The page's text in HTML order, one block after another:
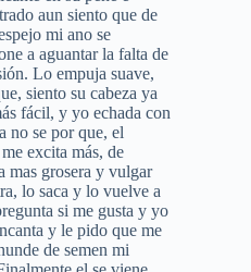
aun siento que de
mi ano se
a aguantar la falta de
Lo empuja suave,
siento su cabeza ya
fácil, y yo echada con
no se por que, el
excita más, de
mas grosera y vulgar
lo saca y lo vuelve a
si me gusta y yo
y le pido que me
de semen mi